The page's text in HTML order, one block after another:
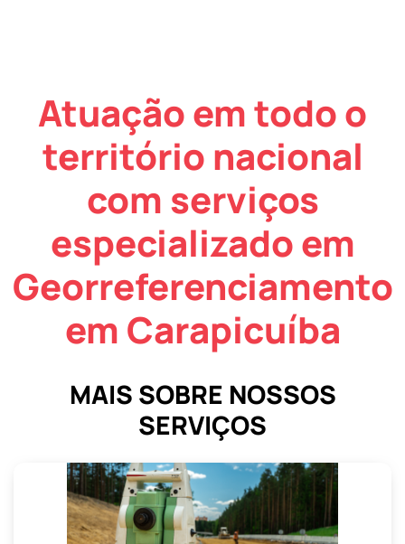
Atuação em todo o
território nacional
com serviços
especializado em
Georreferenciamento
em Carapicuíba
MAIS SOBRE NOSSOS
SERVIÇOS